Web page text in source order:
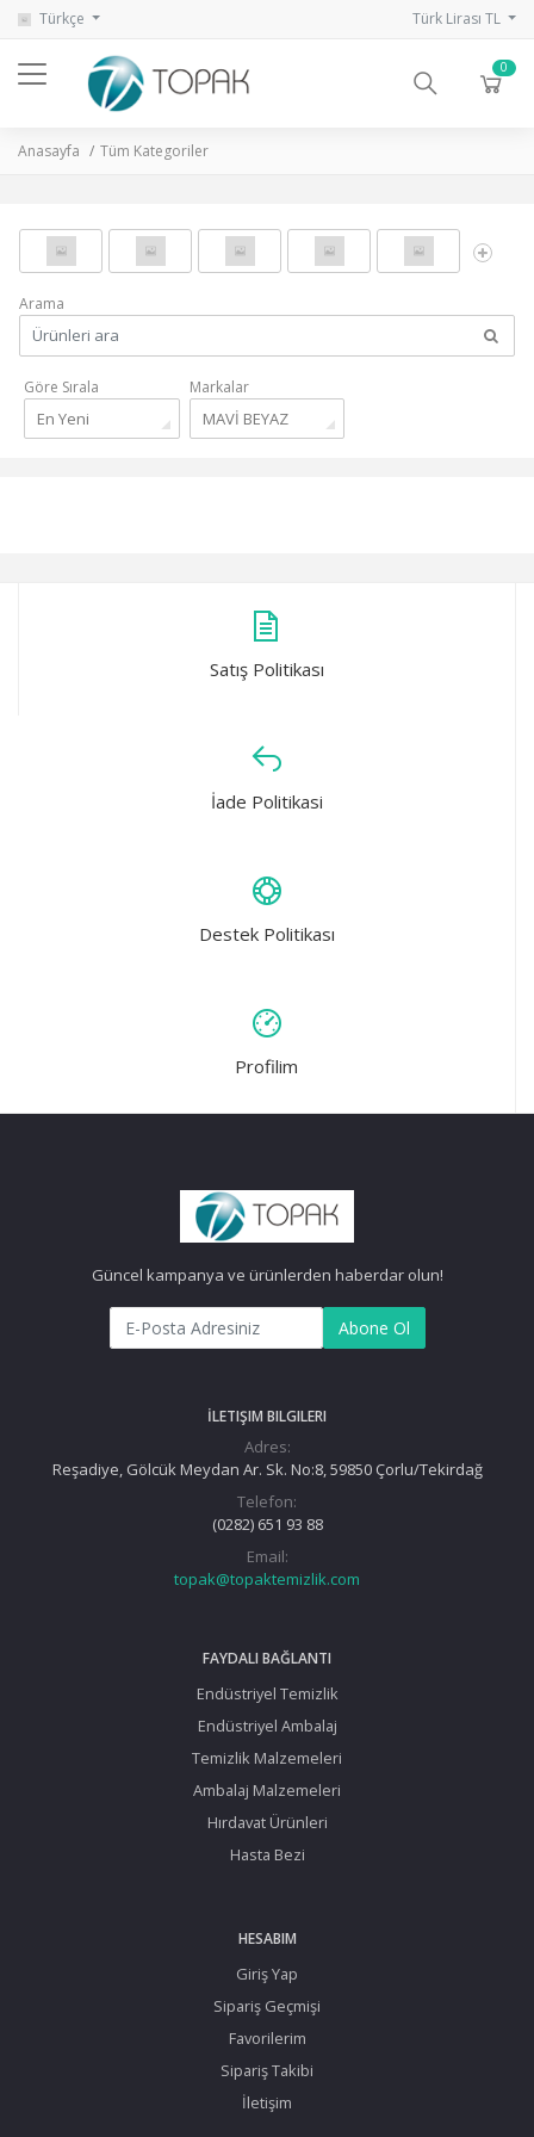
Türkçe Türk Lirası TL
0
Anasayfa Tüm Kategoriler
Arama
Göre Sırala
En Yeni
Markalar
MAVİ BEYAZ
Satış Politikası
İade Politikasi
Destek Politikası
Profilim
Güncel kampanya ve ürünlerden haberdar olun!
Abone Ol
İLETIŞIM BILGILERI
Adres:
Reşadiye, Gölcük Meydan Ar. Sk. No:8, 59850 Çorlu/Tekirdağ
Telefon:
(0282) 651 93 88
Email:
topak@topaktemizlik.com
FAYDALI BAĞLANTI
Endüstriyel Temizlik
Endüstriyel Ambalaj
Temizlik Malzemeleri
Ambalaj Malzemeleri
Hırdavat Ürünleri
Hasta Bezi
HESABIM
Giriş Yap
Sipariş Geçmişi
Favorilerim
Sipariş Takibi
İletişim